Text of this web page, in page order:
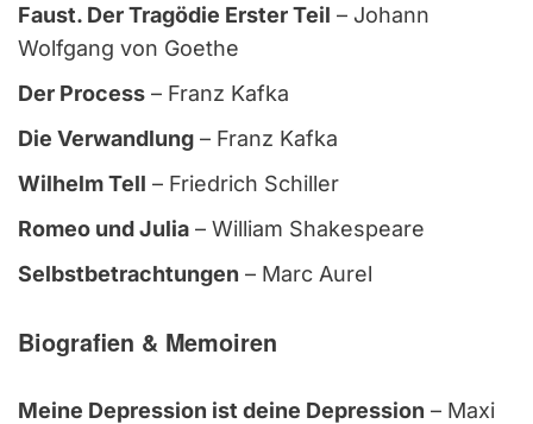
Faust. Der Tragödie Erster Teil – Johann
Wolfgang von Goethe
Der Process – Franz Kafka
Die Verwandlung – Franz Kafka
Wilhelm Tell – Friedrich Schiller
Romeo und Julia – William Shakespeare
Selbstbetrachtungen – Marc Aurel
Biografien & Memoiren
Meine Depression ist deine Depression – Maxi